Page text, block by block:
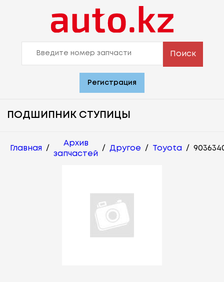
Поиск
Регистрация
ПОДШИПНИК СТУПИЦЫ
Главная /
Архив
запчастей
/ Другое / Toyota /